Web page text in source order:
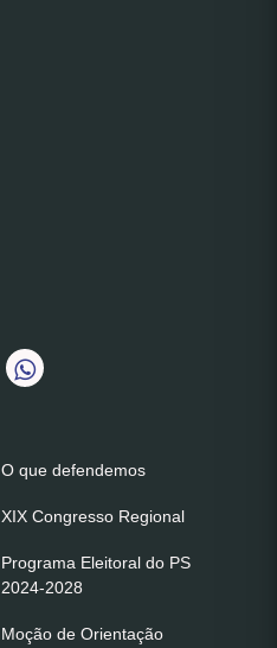
O que defendemos
XIX Congresso Regional
Programa Eleitoral do PS
2024-2028
Moção de Orientação